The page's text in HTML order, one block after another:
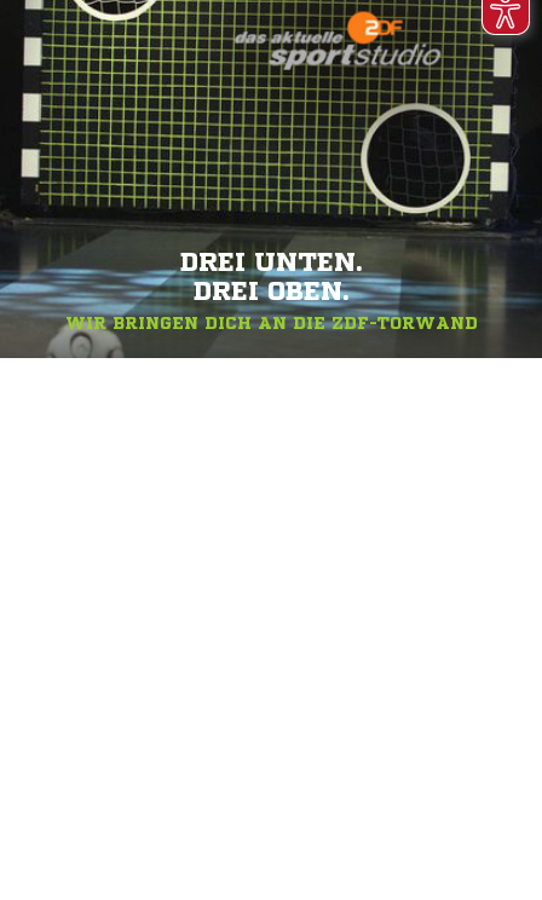
DREI UNTEN.
DREI OBEN.
WIR BRINGEN DICH AN DIE ZDF-TORWAND